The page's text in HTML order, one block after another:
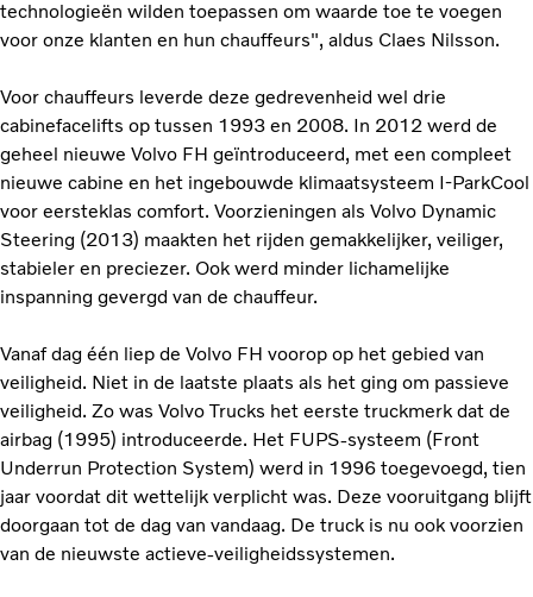
technologieën wilden toepassen om waarde toe te voegen
voor onze klanten en hun chauffeurs", aldus Claes Nilsson.
Voor chauffeurs leverde deze gedrevenheid wel drie
cabinefacelifts op tussen 1993 en 2008. In 2012 werd de
geheel nieuwe Volvo FH geïntroduceerd, met een compleet
nieuwe cabine en het ingebouwde klimaatsysteem I-ParkCool
voor eersteklas comfort. Voorzieningen als Volvo Dynamic
Steering (2013) maakten het rijden gemakkelijker, veiliger,
stabieler en preciezer. Ook werd minder lichamelijke
inspanning gevergd van de chauffeur.
Vanaf dag één liep de Volvo FH voorop op het gebied van
veiligheid. Niet in de laatste plaats als het ging om passieve
veiligheid. Zo was Volvo Trucks het eerste truckmerk dat de
airbag (1995) introduceerde. Het FUPS-systeem (Front
Underrun Protection System) werd in 1996 toegevoegd, tien
jaar voordat dit wettelijk verplicht was. Deze vooruitgang blijft
doorgaan tot de dag van vandaag. De truck is nu ook voorzien
van de nieuwste actieve-veiligheidssystemen.